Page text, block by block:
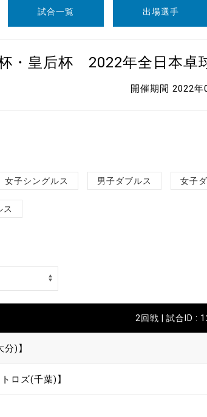
試合一覧 出場選手
・皇后杯 2022年全日本卓
開催期間 2022
女子シングルス 男子ダブルス 女子
ス
2回戦 | 試合ID :
)】
ロズ(千葉)】